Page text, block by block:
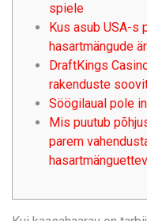
spiele
Kus asub USA-s
hasartmängude
DraftKings
rakenduste
Söögilaual pole
Mis puutub
parem